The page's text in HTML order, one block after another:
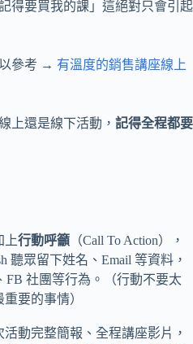
得要買我的課」這絕對只會引起
參考 → 有溫度的銷售講座線上
上還是線下活動， 記得全程都要
上行動呼籲 （Call To Action），
聽眾留下姓名、Email 等資料，
FB 社團等行為。（行動不要太
要的事情）
動完整簡報、全程講座影片，